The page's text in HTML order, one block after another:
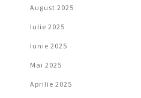
August 2025
Iulie 2025
Iunie 2025
Mai 2025
Aprilie 2025